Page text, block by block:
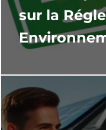
sur la